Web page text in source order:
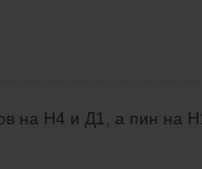
на Н4 и Д1, а пин на